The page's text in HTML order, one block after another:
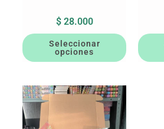
$28.000
Seleccionar
opciones